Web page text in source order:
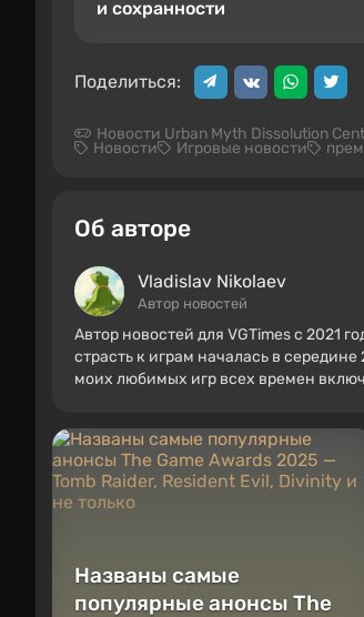
и сохранности
Поделиться:
Новости Urban Myth Dissolution
Новости Игровые новости
Об авторе
Vladislav Nikolaev
Автор новостей
Автор новостей для VGTimes с 2021
страсть к играм началась в
моих любимых игр всех времен
Названы самые
популярные анонсы The